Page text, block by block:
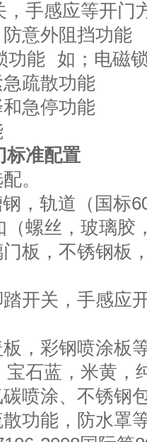
，手感应等开门
意外阻挡功能
功能 如；电磁
疏散功能
急停功能
标准配置
。
，轨道（国标
螺丝，玻璃胶
板，不锈钢板
开关，手感应
，彩钢喷涂板
石蓝，米黄，
喷涂、不锈钢
功能，防水罩